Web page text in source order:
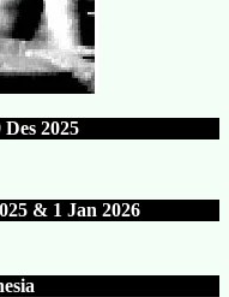
Des 2025
5 & 1 Jan 2026